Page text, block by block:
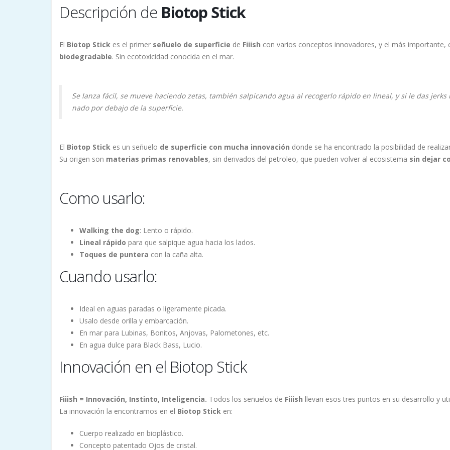
Descripción de Biotop Stick
El Biotop Stick es el primer señuelo de superficie de Fiiish con varios conceptos innovadores, y el más importante,
biodegradable. Sin ecotoxicidad conocida en el mar.
Se lanza fácil, se mueve haciendo zetas, también salpicando agua al recogerlo rápido en lineal, y si le das
nado por debajo de la superficie.
El Biotop Stick es un señuelo de superficie con mucha innovación donde se ha encontrado la posibilidad de
Su origen son materias primas renovables, sin derivados del petroleo, que pueden volver al ecosistema sin dejar
Como usarlo:
Walking the dog: Lento o rápido.
Lineal rápido para que salpique agua hacia los lados.
Toques de puntera con la caña alta.
Cuando usarlo:
Ideal en aguas paradas o ligeramente picada.
Usalo desde orilla y embarcación.
En mar para Lubinas, Bonitos, Anjovas, Palometones, etc.
En agua dulce para Black Bass, Lucio.
Innovación en el Biotop Stick
Fiiish = Innovación, Instinto, Inteligencia. Todos los señuelos de Fiiish llevan esos tres puntos en su desarrollo y
La innovación la encontramos en el Biotop Stick en:
Cuerpo realizado en bioplástico.
Concepto patentado Ojos de cristal.